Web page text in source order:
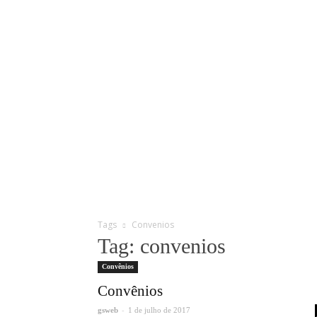
Tags Convenios
Tag: convenios
Convênios
Convênios
gsweb - 1 de julho de 2017